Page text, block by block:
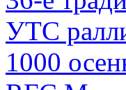
УТС
1000